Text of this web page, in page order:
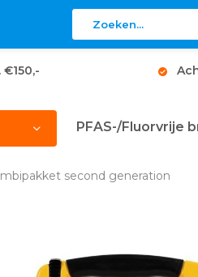
PFAS-/Fluorvrije
second generation